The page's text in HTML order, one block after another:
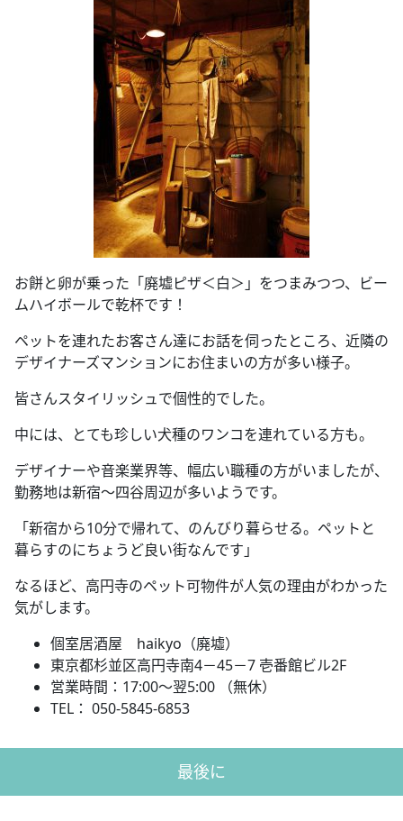
お餅と卵が乗った「廃墟ピザ＜白＞」をつまみつつ、ビー
ムハイボールで乾杯です！
ペットを連れたお客さん達にお話を伺ったところ、近隣の
デザイナーズマンションにお住まいの方が多い様子。
皆さんスタイリッシュで個性的でした。
中には、とても珍しい犬種のワンコを連れている方も。
デザイナーや音楽業界等、幅広い職種の方がいましたが、
勤務地は新宿～四谷周辺が多いようです。
「新宿から10分で帰れて、のんびり暮らせる。ペットと
暮らすのにちょうど良い街なんです」
なるほど、高円寺のペット可物件が人気の理由がわかった
気がします。
個室居酒屋 haikyo（廃墟）
東京都杉並区高円寺南4－45－7 壱番館ビル2F
営業時間：17:00～翌5:00 （無休）
TEL： 050-5845-6853
最後に